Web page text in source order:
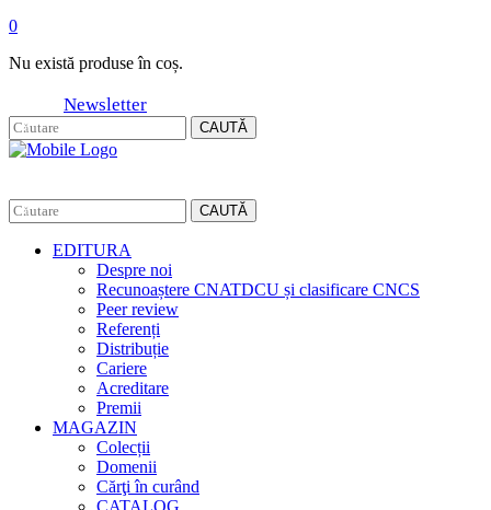
0
Nu există produse în coș.
Newsletter
CAUTĂ
CAUTĂ
EDITURA
Despre noi
Recunoaștere CNATDCU și clasificare CNCS
Peer review
Referenți
Distribuție
Cariere
Acreditare
Premii
MAGAZIN
Colecții
Domenii
Cărţi în curând
CATALOG